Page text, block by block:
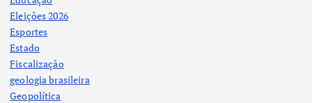
Eleições 2026
Esportes
Estado
Fiscalização
geologia brasileira
Geopolítica